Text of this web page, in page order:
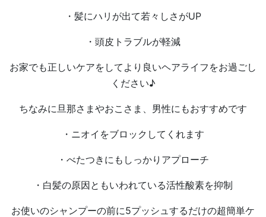
・髪にハリが出て若々しさがUP
・頭皮トラブルが軽減
お家でも正しいケアをしてより良いヘアライフをお過ごし
ください♪
ちなみに旦那さまやおこさま、男性にもおすすめです
・ニオイをブロックしてくれます
・べたつきにもしっかりアプローチ
・白髪の原因ともいわれている活性酸素を抑制
お使いのシャンプーの前に5プッシュするだけの超簡単ケ